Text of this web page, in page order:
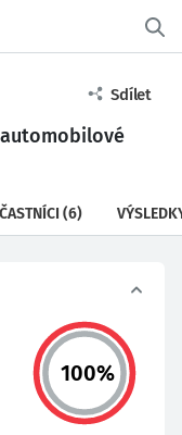
Sdílet
(6)
100%